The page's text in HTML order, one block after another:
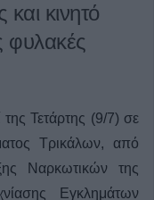
κινητό
φυλακές
Τετάρτης (9/7) σε
Τρικάλων, από
Ναρκωτικών της
Εγκλημάτων